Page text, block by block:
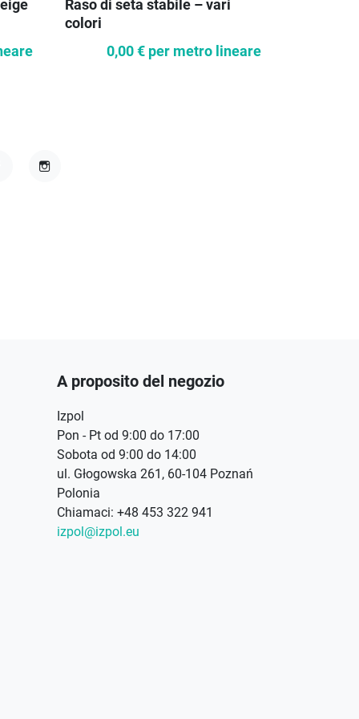
Raso di seta stabile – vari
colori
0,00 € per metro lineare
A proposito del negozio
Izpol
Pon - Pt od 9:00 do 17:00
Sobota od 9:00 do 14:00
ul. Głogowska 261, 60-104 Poznań
Polonia
Chiamaci: +48 453 322 941
izpol@izpol.eu